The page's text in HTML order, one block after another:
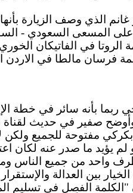
الذي وصف الزيارة بأنها
على المسعى السعودي -
الروتا في الفاتيكان
فرسان مالطا في الاردن
بأنه سائر في خطة
وأوضح صفير في حديث لقناة
مفتوحة للجميع ولكن
لم يؤيد ما صدر عنه لكان
واحد من جميع الناس
بين العدالة
"الكلمة الفصل في